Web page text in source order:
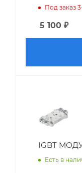
Под заказ
5 100 ₽
IGBT
Есть в